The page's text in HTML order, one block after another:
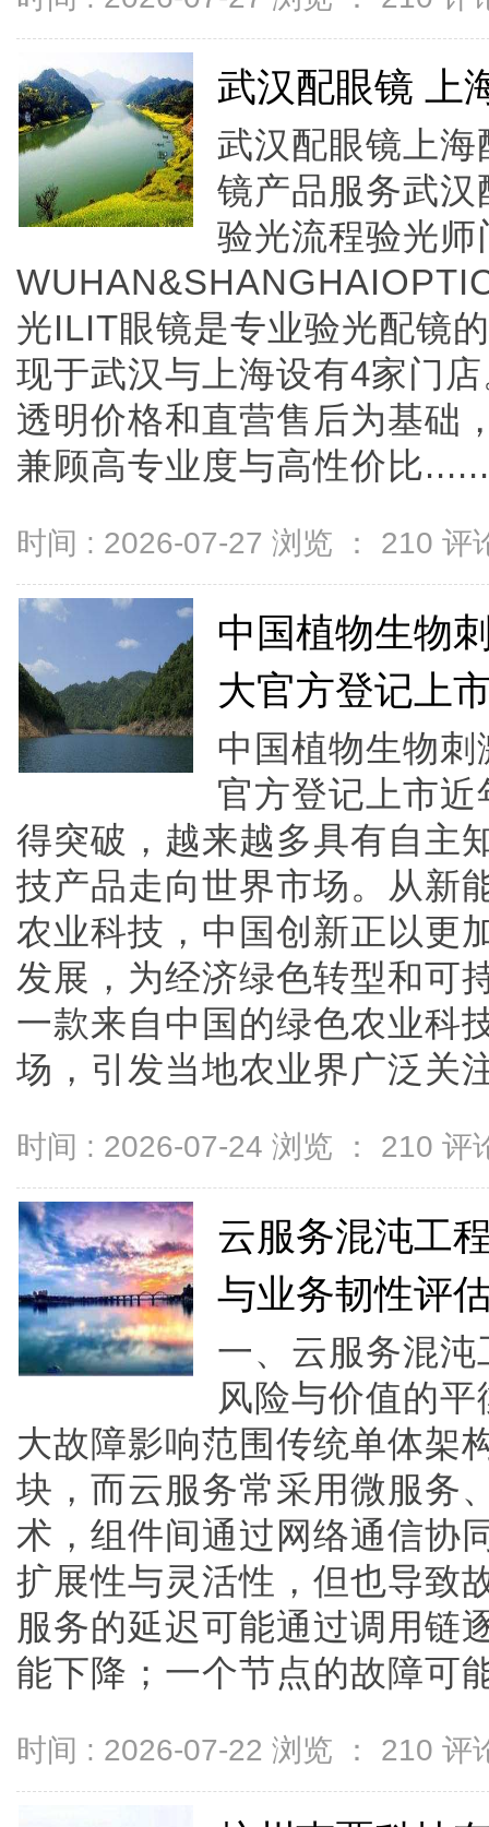
武汉配眼镜 上
武汉配眼镜上
镜产品服务武
验光流程验光
光ILIT眼镜是专业验光配镜
现于武汉与上海设有4家门
透明价格和直营售后为基础
兼顾高专业度与高性价比......
时间 : 2026-07-27 浏览 ： 210 评
中国植物生物
大官方登记上
中国植物生物刺
官方登记上市
得突破，越来越多具有自主
技产品走向世界市场。从新
农业科技，中国创新正以更
发展，为经济绿色转型和可
一款来自中国的绿色农业科
场，引发当地农业界广泛关
时间 : 2026-07-24 浏览 ： 210 评
云服务混沌工
与业务韧性评
一、云服务混
风险与价值的
大故障影响范围传统单体架
块，而云服务常采用微服务
术，组件间通过网络通信协
扩展性与灵活性，但也导致
服务的延迟可能通过调用链
能下降；一个节点的故障可
时间 : 2026-07-22 浏览 ： 210 评